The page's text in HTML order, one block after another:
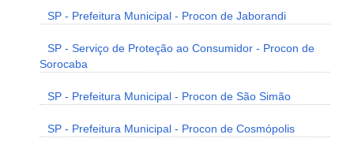
SP - Prefeitura Municipal - Procon de Jaborandi
SP - Serviço de Proteção ao Consumidor - Procon de
Sorocaba
SP - Prefeitura Municipal - Procon de São Simão
SP - Prefeitura Municipal - Procon de Cosmópolis